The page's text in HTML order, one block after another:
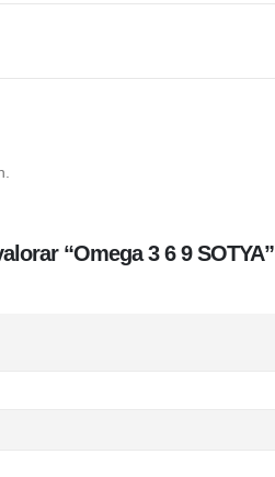
“Omega 3 6 9 SOTYA”